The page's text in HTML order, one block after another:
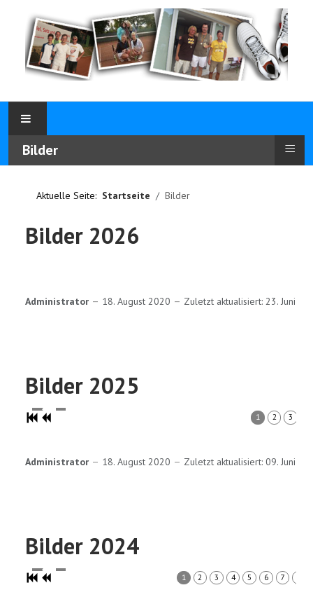
Bilder ≡
Aktuelle Seite: Startseite Bilder
Bilder 2026
Administrator 18. August 2020 Zuletzt aktualisiert: 23. Juni
Bilder 2025
1 2 3
Administrator 18. August 2020 Zuletzt aktualisiert: 09. Juni
Bilder 2024
1 2 3 4 5 6 7